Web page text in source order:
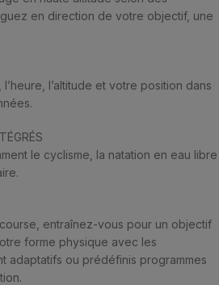
en direction de votre objectif, une
l’altitude et votre position dans
le cyclisme, la natation en eau libre
entraînez-vous pour un objectif
forme physique avec les
adaptatifs ou prédéfinis programmes